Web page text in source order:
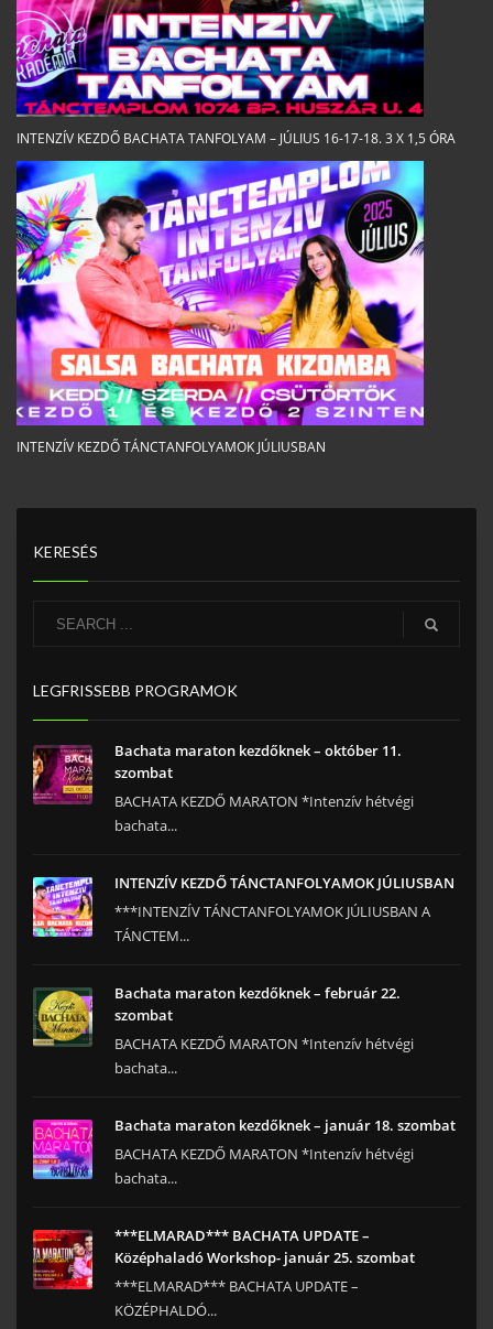
INTENZÍV KEZDŐ BACHATA TANFOLYAM – JÚLIUS 16-17-18. 3 X 1,5 ÓRA
INTENZÍV KEZDŐ TÁNCTANFOLYAMOK JÚLIUSBAN
KERESÉS
LEGFRISSEBB PROGRAMOK
Bachata maraton kezdőknek – október 11.
szombat
BACHATA KEZDŐ MARATON *Intenzív hétvégi
bachata...
INTENZÍV KEZDŐ TÁNCTANFOLYAMOK JÚLIUSBAN
***INTENZÍV TÁNCTANFOLYAMOK JÚLIUSBAN A
TÁNCTEM...
Bachata maraton kezdőknek – február 22.
szombat
BACHATA KEZDŐ MARATON *Intenzív hétvégi
bachata...
Bachata maraton kezdőknek – január 18. szombat
BACHATA KEZDŐ MARATON *Intenzív hétvégi
bachata...
***ELMARAD*** BACHATA UPDATE –
Középhaladó Workshop- január 25. szombat
***ELMARAD*** BACHATA UPDATE –
KÖZÉPHALDÓ...